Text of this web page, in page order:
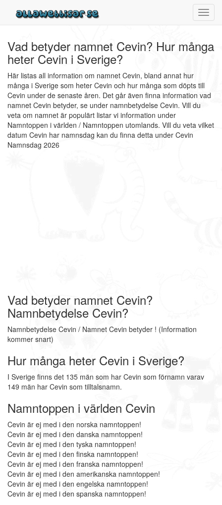
Vad betyder namnet Cevin? Hur många
heter Cevin i Sverige?
Här listas all information om namnet Cevin, bland annat hur
många i Sverige som heter Cevin och hur många som döpts till
Cevin under de senaste åren. Det går även finna information vad
namnet Cevin betyder, se under namnbetydelse Cevin. Vill du
veta om namnet är populärt listar vi information under
Namntoppen i världen / Namntoppen utomlands. Vill du veta vilket
datum Cevin har namnsdag kan du finna detta under Cevin
Namnsdag 2026
Vad betyder namnet Cevin?
Namnbetydelse Cevin?
Namnbetydelse Cevin / Namnet Cevin betyder ! (Information
kommer snart)
Hur många heter Cevin i Sverige?
I Sverige finns det 135 män som har Cevin som förnamn varav
149 män har Cevin som tilltalsnamn.
Namntoppen i världen Cevin
Cevin är ej med i den norska namntoppen!
Cevin är ej med i den danska namntoppen!
Cevin är ej med i den tyska namntoppen!
Cevin är ej med i den finska namntoppen!
Cevin är ej med i den franska namntoppen!
Cevin är ej med i den amerikanska namntoppen!
Cevin är ej med i den engelska namntoppen!
Cevin är ej med i den spanska namntoppen!